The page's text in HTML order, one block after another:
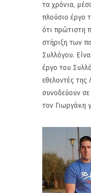
τα χρόνια,
πλούσιο έργο
ότι πρώτιστη
στήριξη των
Συλλόγου.
έργο του
εθελοντές
συνοδεύουν σε
τον Γιωργάκη